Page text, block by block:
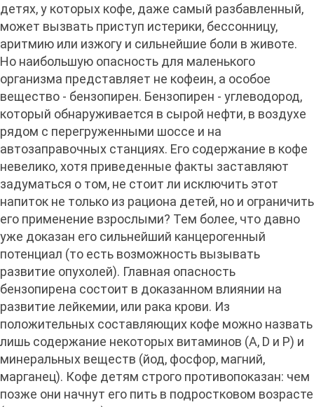
детях, у которых кофе, даже самый разбавленный,
может вызвать приступ истерики, бессонницу,
аритмию или изжогу и сильнейшие боли в животе.
Но наибольшую опасность для маленького
организма представляет не кофеин, а особое
вещество - бензопирен. Бензопирен - углеводород,
который обнаруживается в сырой нефти, в воздухе
рядом с перегруженными шоссе и на
автозаправочных станциях. Его содержание в кофе
невелико, хотя приведенные факты заставляют
задуматься о том, не стоит ли исключить этот
напиток не только из рациона детей, но и ограничить
его применение взрослыми? Тем более, что давно
уже доказан его сильнейший канцерогенный
потенциал (то есть возможность вызывать
развитие опухолей). Главная опасность
бензопирена состоит в доказанном влиянии на
развитие лейкемии, или рака крови. Из
положительных составляющих кофе можно назвать
лишь содержание некоторых витаминов (A, D и Р) и
минеральных веществ (йод, фосфор, магний,
марганец). Кофе детям строго противопоказан: чем
позже они начнут его пить в подростковом возрасте